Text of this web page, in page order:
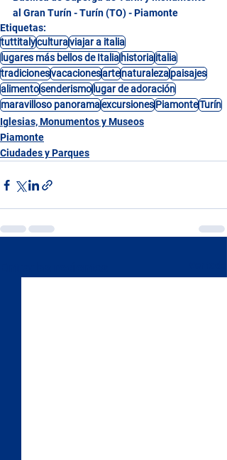
al Gran Turín - Turín (TO) - Piamonte
Etiquetas:
tuttitalyculturaviajar a italia
lugares más bellos de Italiahistoriaitalia
tradicionesvacacionesartenaturalezapaisajes
alimentosenderismolugar de adoración
maravilloso panoramaexcursionesPiamonteTurín
Iglesias, Monumentos y Museos
Piamonte
Ciudades y Parques